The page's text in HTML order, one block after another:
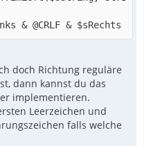
& @CRLF & $sRechts &
doch Richtung reguläre
dann kannst du das
implementieren.
Leerzeichen und
falls welche